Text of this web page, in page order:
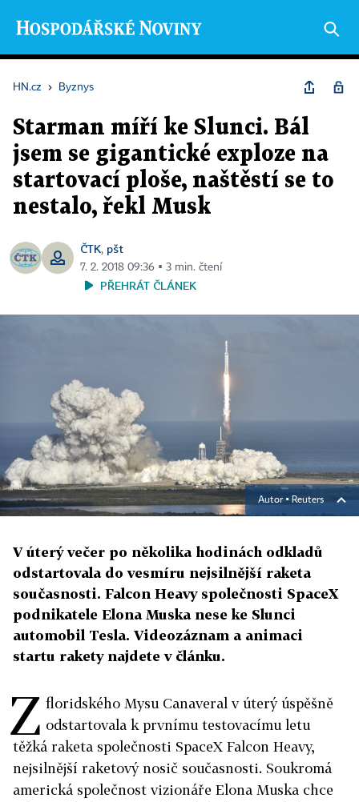
HN.cz › Byznys
Starman míří ke Slunci. Bál
jsem se gigantické exploze na
startovací ploše, naštěstí se to
nestalo, řekl Musk
ČTK, pšt
7. 2. 2018 09:36 ▪ 3 min. čtení
PŘEHRÁT ČLÁNEK
Autor ▪ Reuters
V úterý večer po několika hodinách odkladů
odstartovala do vesmíru nejsilnější raketa
současnosti. Falcon Heavy společnosti SpaceX
podnikatele Elona Muska nese ke Slunci
automobil Tesla. Videozáznam a animaci
startu rakety najdete v článku.
Z floridského Mysu Canaveral v úterý úspěšně
odstartovala k prvnímu testovacímu letu
těžká raketa společnosti SpaceX Falcon Heavy,
nejsilnější raketový nosič současnosti. Soukromá
americká společnost vizionáře Elona Muska chce